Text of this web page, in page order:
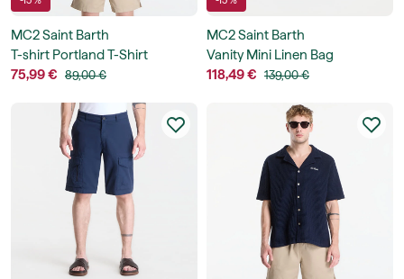
MC2 Saint Barth
T-shirt Portland T-Shirt
75,99 € 89,00 €
MC2 Saint Barth
Vanity Mini Linen Bag
118,49 € 139,00 €